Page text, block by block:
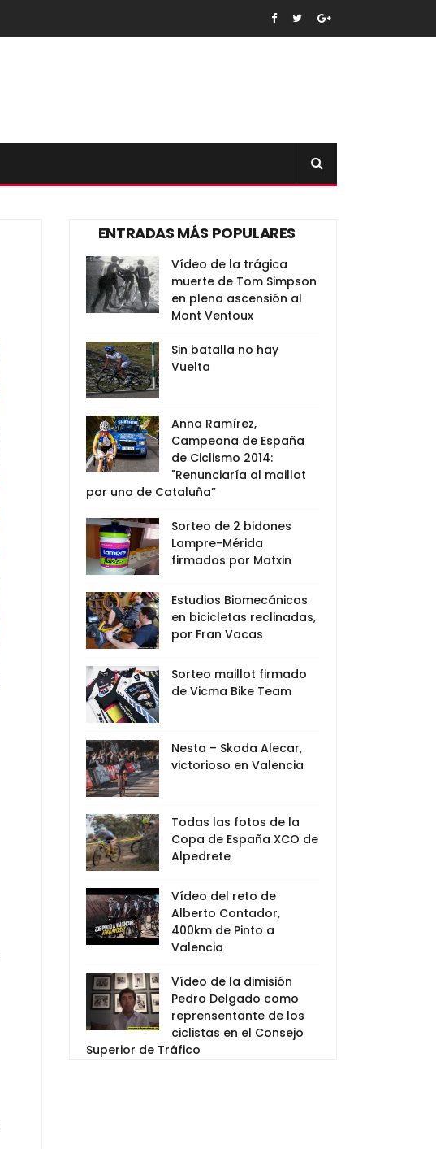
ENTRADAS MÁS POPULARES
Vídeo de la trágica
muerte de Tom Simpson
en plena ascensión al
Mont Ventoux
Sin batalla no hay
Vuelta
Anna Ramírez,
Campeona de España
de Ciclismo 2014:
"Renunciaría al maillot
por uno de Cataluña”
Sorteo de 2 bidones
Lampre-Mérida
firmados por Matxin
Estudios Biomecánicos
en bicicletas reclinadas,
por Fran Vacas
Sorteo maillot firmado
de Vicma Bike Team
Nesta – Skoda Alecar,
victorioso en Valencia
Todas las fotos de la
Copa de España XCO de
Alpedrete
Vídeo del reto de
Alberto Contador,
400km de Pinto a
Valencia
Vídeo de la dimisión
Pedro Delgado como
reprensentante de los
ciclistas en el Consejo
Superior de Tráfico